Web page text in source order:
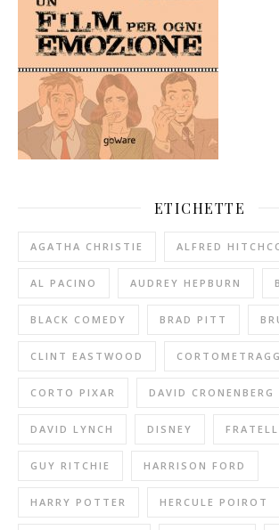
ETICHETTE
AGATHA CHRISTIE ALFRED
AL PACINO AUDREY HEPBURN
BLACK COMEDY BRAD PITT
CLINT EASTWOOD
CORTO PIXAR DAVID CRONENBERG
DAVID LYNCH DISNEY
GUY RITCHIE HARRISON FORD
HARRY POTTER HERCULE POIROT